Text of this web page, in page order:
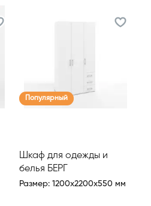
Популярный
Шкаф для одежды и
белья БЕРГ
Размер: 1200x2200x550 мм